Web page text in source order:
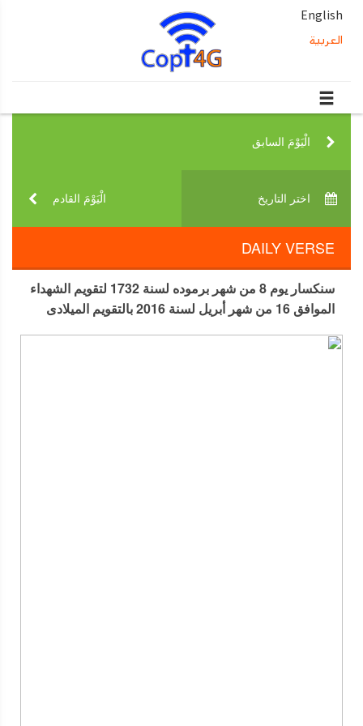
English
العربية
الْيَوْمَ السابق‎
الْيَوْمَ القادم‎ اختر التاريخ‎
DAILY VERSE
سنكسار يوم 8 من شهر برموده لسنة 1732 لتقويم الشهداء
الموافق 16 من شهر أبريل لسنة 2016 بالتقويم الميلادى